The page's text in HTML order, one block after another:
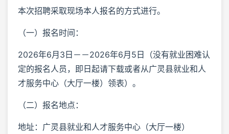
本次招聘采取现场本人报名的方式进行。
（一）报名时间：
2026年6月3日－－2026年6月5日（没有就业困难认
定的报名人员，即日起请下载或者从广灵县就业和人
才服务中心（大厅一楼）领表）。
（二）报名地点：
地址：广灵县就业和人才服务中心（大厅一楼）